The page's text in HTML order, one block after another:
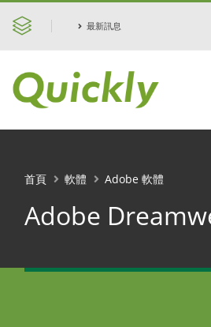
最新訊息
Adobe
首頁 軟體 Adobe 軟體